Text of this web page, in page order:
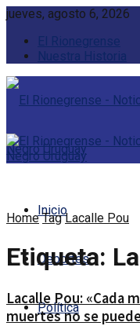
jueves, agosto 6, 2026
El Rionegrense
Nuestra Historia
Inicio
Deportes
Política
Home Tag Lacalle Pou
Etiqueta:
Lacalle Pou: «Cada
muertes no se